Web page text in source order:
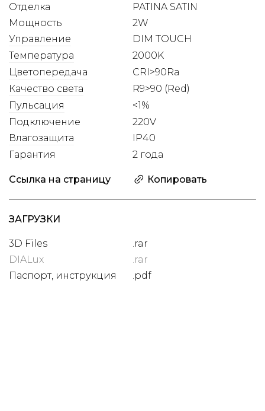
Отделка PATINA SATIN
Мощность 2W
Пульсация
<1%
Подключение
220V
Цветопередача
CRI>90Ra
Качество света
R9>90 (Red)
Влагозащита IP40
Управление
DIM TOUCH
Температура
2000K
Гарантия 2 года
Ссылка на страницу Копировать
ЗАГРУЗКИ
3D Files
.rar
DIALux
.rar
Паспорт, инструкция
.pdf